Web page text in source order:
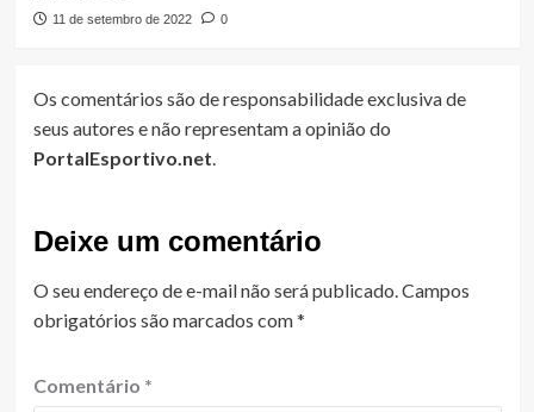
11 de setembro de 2022 0
Os comentários são de responsabilidade exclusiva de
seus autores e não representam a opinião do
PortalEsportivo.net
Deixe um comentário
O seu endereço de e-mail não será publicado. Campos
obrigatórios são marcados com*
Comentário *